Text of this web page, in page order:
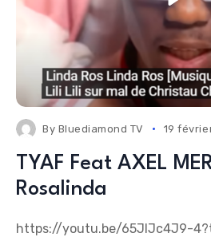
By Bluediamond TV 19
TYAF Feat AXEL
Rosalinda
https://youtu.be/65JIJc4J9-